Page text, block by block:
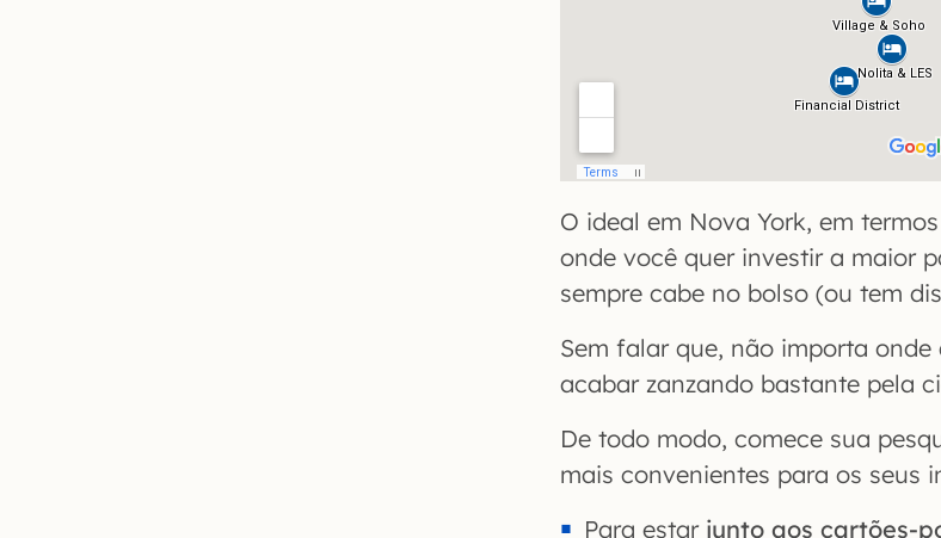
O ideal em Nova York, em
onde você quer investir a maior
sempre cabe no bolso (ou tem
Sem falar que, não importa
acabar zanzando bastante pela
De todo modo, comece sua
mais convenientes para os seus
Para estar junto aos cartões-